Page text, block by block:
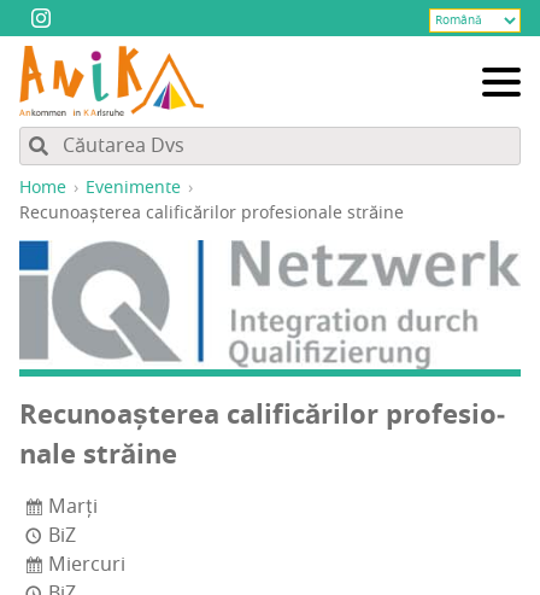
Home
Evenimente
Recu­noaș­te­rea cali­fi­că­ri­lor pro­fe­sio­na­le străine
Recu­noaș­te­rea cali­fi­că­ri­lor pro­fe­sio­
na­le străine
Marți
BiZ
Miercuri